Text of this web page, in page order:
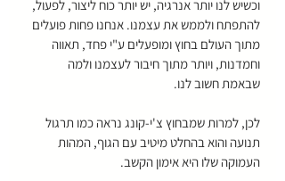
וכשיש לנו יותר אנרגיה, יש יותר כוח ליצור, לפעול,
להתפתח ולממש את עצמנו. אנחנו פחות פועלים
מתוך העולם בחוץ ומופעלים ע"י פחד, תאווה
וחמדנות, ויותר מתוך חיבור לעצמנו ולמה
שבאמת חשוב לנו.
לכן, למרות שמבחוץ צ'י-קונג נראה כמו תרגול
תנועה והוא בהחלט מיטיב עם הגוף, המהות
העמוקה שלו היא אימון הקשב.